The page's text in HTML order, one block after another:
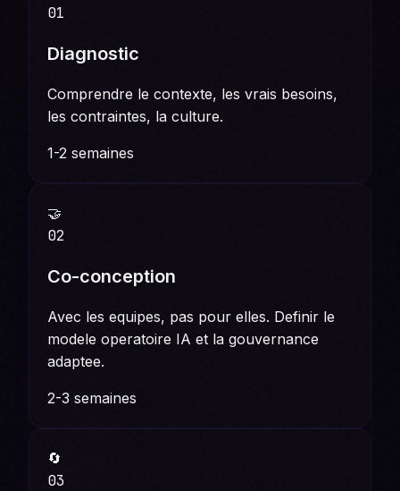
01
Diagnostic
Comprendre le contexte, les vrais besoins,
les contraintes, la culture.
1-2 semaines
🤝
02
Co-conception
Avec les equipes, pas pour elles. Definir le
modele operatoire IA et la gouvernance
adaptee.
2-3 semaines
🔄
03